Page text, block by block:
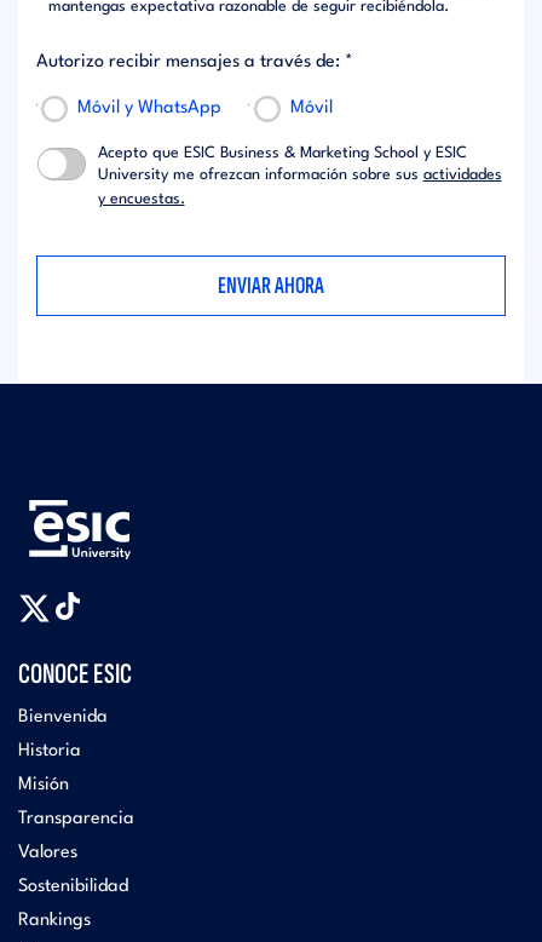
mantengas expectativa razonable de seguir recibiéndola.
Autorizo recibir mensajes a través de: *
Móvil y WhatsApp Móvil
Acepto que ESIC Business & Marketing School y ESIC
University me ofrezcan información sobre sus actividades
y encuestas.
CONOCE ESIC
Bienvenida
Historia
Misión
Transparencia
Valores
Sostenibilidad
Rankings